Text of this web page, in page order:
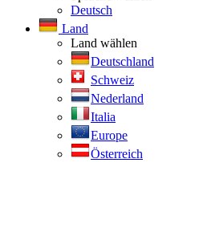
Deutsch
Land
Land wählen
Deutschland
Schweiz
Nederland
Italia
Europe
Österreich